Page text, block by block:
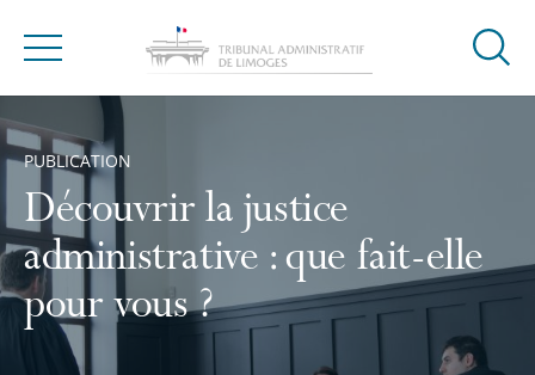
Menu
Ouvrir
Découvrir la justice
administrative : que fait-elle
pour vous ?
PUBLICATION